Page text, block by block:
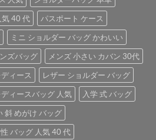
気 40 代
パスポート ケース
ミニ ショルダー バッグ かわいい
ズバッグ
メンズ 小さい カバン 30代
ィース
レザー ショルダー バッグ
ディースバッグ 人気
入学 式 バッグ
斜 めがけ バッグ
バッグ 人気 40 代